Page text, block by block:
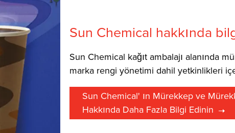
Sun Chemical hakkında
Sun Chemical kağıt ambalajı alanında
marka rengi yönetimi dahil yetkinlikleri
Sun Chemical' ın Mürekkep ve
Hakkında Daha Fazla Bilgi Edinin